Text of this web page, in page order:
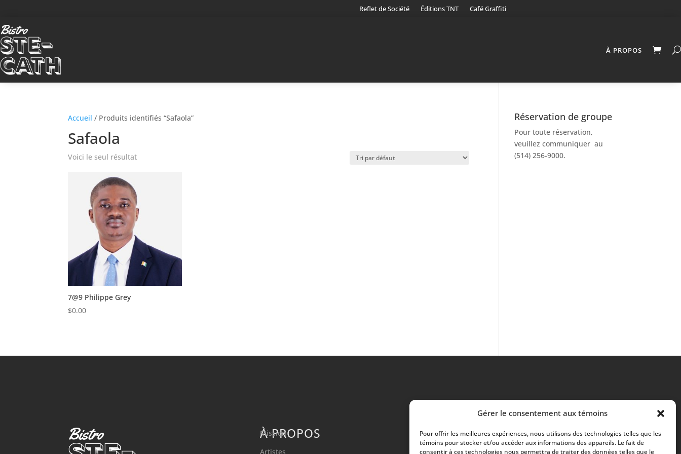
Gérer le consentement aux témoins
Pour offrir les meilleures expériences, nous utilisons des technologies telles que les
témoins pour stocker et/ou accéder aux informations des appareils. Le fait de
consentir à ces technologies nous permettra de traiter des données telles que le
Reflet de Société Éditions TNT Café Graffiti
À PROPOS
Accueil / Produits identifiés “Safaola”
Safaola
Voici le seul résultat
7@9 Philippe Grey
$0.00
Réservation de groupe
Pour toute réservation,
veuillez communiquer au
(514) 256-9000.
À PROPOS
Mission
Artistes